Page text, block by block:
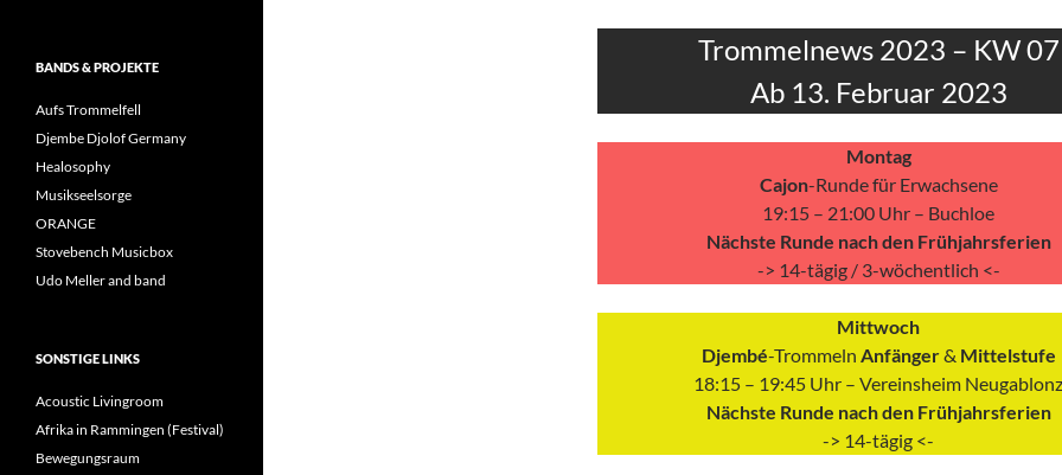
Trommelnews 2023 – KW 07
Ab 13. Februar 2023
Montag
Cajon-Runde für Erwachsene
19:15 – 21:00 Uhr – Buchloe
Nächste Runde nach den Frühjahrsferien
-> 14-tägig / 3-wöchentlich <-
Mittwoch
Djembé-Trommeln Anfänger& Mittelstufe
18:15 – 19:45 Uhr – Vereinsheim Neugablonz
Nächste Runde nach den Frühjahrsferien
-> 14-tägig <-
BANDS & PROJEKTE
Aufs Trommelfell
Djembe Djolof Germany
Healosophy
Musikseelsorge
ORANGE
Stovebench Musicbox
Udo Meller and band
SONSTIGE LINKS
Acoustic Livingroom
Afrika in Rammingen (Festival)
Bewegungsraum